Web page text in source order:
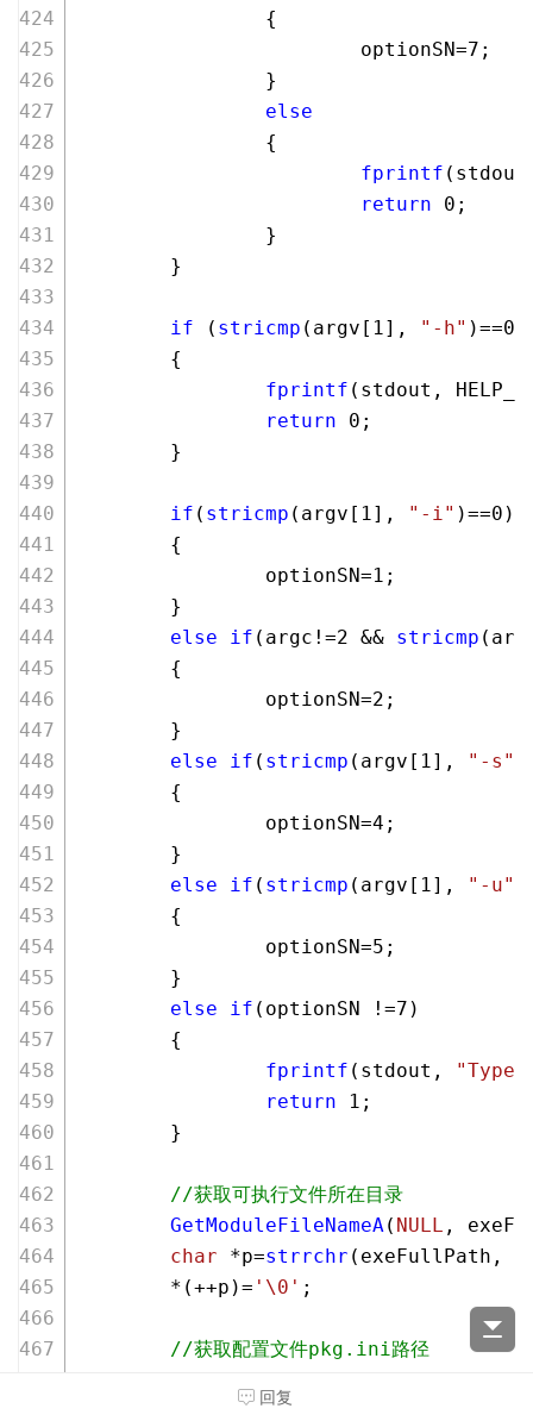
                {
                        optionSN=
7 ;
                }
else
                {
fprintf (stdout,
return
0 ;
                }
        }
if ( stricmp (argv[ 1], "-h" )==0
        {
fprintf (stdout,
return
0 ;
        }
if ( stricmp (argv[ 1], "-i" )==0 )
        {
                optionSN=
1 ;
        }
else
if (argc!=2 && stricmp
        {
                optionSN=
2 ;
        }
else
if ( stricmp (argv[ 1], "-s"
        {
                optionSN=
4 ;
        }
else
if ( stricmp (argv[ 1], "-u"
        {
                optionSN=
5 ;
        }
else
if (optionSN !=7 )
        {
fprintf (stdout,
return
1 ;
        }
//获取可执行文件所在目录
GetModuleFileNameA( NULL ,
char *p=strrchr (exeFullPath,
        *(++p)=
'\0' ;
//获取配置文件pkg.ini路径
回复